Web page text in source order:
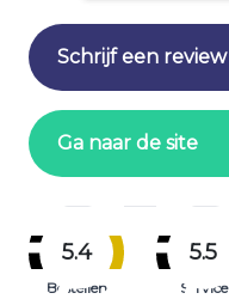
Schrijf een review
Ga naar de site
5.4
Bestellen
5.5
Service